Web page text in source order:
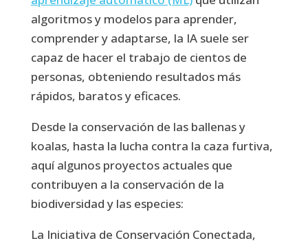
algoritmos y modelos para aprender,
comprender y adaptarse, la IA suele ser
capaz de hacer el trabajo de cientos de
personas, obteniendo resultados más
rápidos, baratos y eficaces.
Desde la conservación de las ballenas y
koalas, hasta la lucha contra la caza furtiva,
aquí algunos proyectos actuales que
contribuyen a la conservación de la
biodiversidad y las especies:
La Iniciativa de Conservación Conectada,